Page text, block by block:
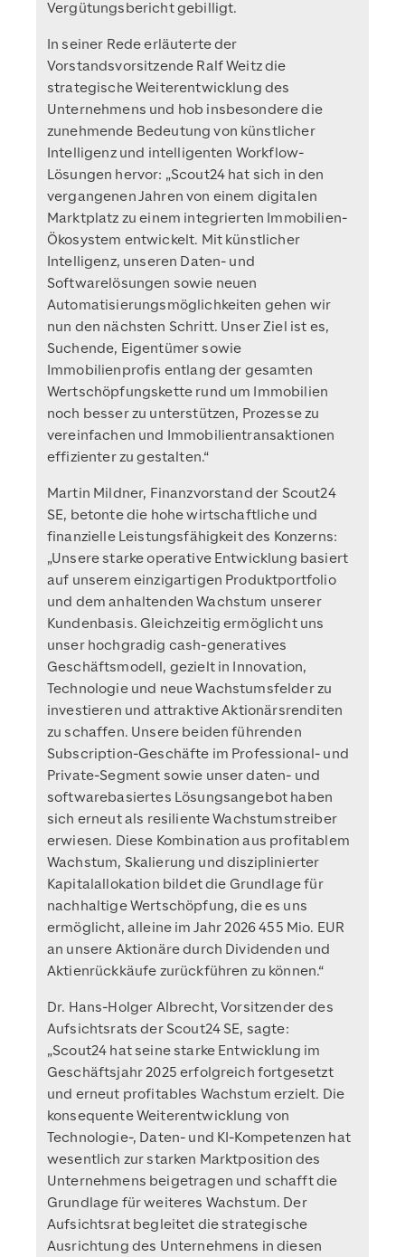
Vergütungsbericht gebilligt.
In seiner Rede erläuterte der
Vorstandsvorsitzende Ralf Weitz die
strategische Weiterentwicklung des
Unternehmens und hob insbesondere die
zunehmende Bedeutung von künstlicher
Intelligenz und intelligenten Workflow-
Lösungen hervor: „Scout24 hat sich in den
vergangenen Jahren von einem digitalen
Marktplatz zu einem integrierten Immobilien-
Ökosystem entwickelt. Mit künstlicher
Intelligenz, unseren Daten- und
Softwarelösungen sowie neuen
Automatisierungsmöglichkeiten gehen wir
nun den nächsten Schritt. Unser Ziel ist es,
Suchende, Eigentümer sowie
Immobilienprofis entlang der gesamten
Wertschöpfungskette rund um Immobilien
noch besser zu unterstützen, Prozesse zu
vereinfachen und Immobilientransaktionen
effizienter zu gestalten.“
Martin Mildner, Finanzvorstand der Scout24
SE, betonte die hohe wirtschaftliche und
finanzielle Leistungsfähigkeit des Konzerns:
„Unsere starke operative Entwicklung basiert
auf unserem einzigartigen Produktportfolio
und dem anhaltenden Wachstum unserer
Kundenbasis. Gleichzeitig ermöglicht uns
unser hochgradig cash-generatives
Geschäftsmodell, gezielt in Innovation,
Technologie und neue Wachstumsfelder zu
investieren und attraktive Aktionärsrenditen
zu schaffen. Unsere beiden führenden
Subscription-Geschäfte im Professional- und
Private-Segment sowie unser daten- und
softwarebasiertes Lösungsangebot haben
sich erneut als resiliente Wachstumstreiber
erwiesen. Diese Kombination aus profitablem
Wachstum, Skalierung und disziplinierter
Kapitalallokation bildet die Grundlage für
nachhaltige Wertschöpfung, die es uns
ermöglicht, alleine im Jahr 2026 455 Mio. EUR
an unsere Aktionäre durch Dividenden und
Aktienrückkäufe zurückführen zu können.“
Dr. Hans-Holger Albrecht, Vorsitzender des
Aufsichtsrats der Scout24 SE, sagte:
„Scout24 hat seine starke Entwicklung im
Geschäftsjahr 2025 erfolgreich fortgesetzt
und erneut profitables Wachstum erzielt. Die
konsequente Weiterentwicklung von
Technologie-, Daten- und KI-Kompetenzen hat
wesentlich zur starken Marktposition des
Unternehmens beigetragen und schafft die
Grundlage für weiteres Wachstum. Der
Aufsichtsrat begleitet die strategische
Ausrichtung des Unternehmens in diesen